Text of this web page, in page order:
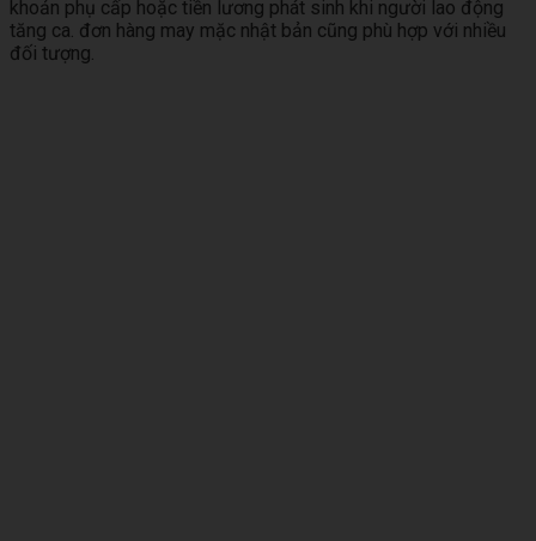
khoản phụ cấp hoặc tiền lương phát sinh khi người lao động
tăng ca. đơn hàng may mặc nhật bản cũng phù hợp với nhiều
đối tượng.